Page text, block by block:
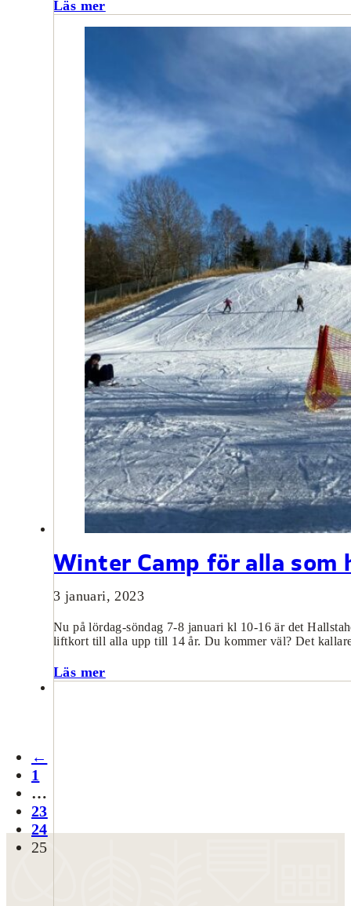
Läs mer
Winter Camp för alla som
3 januari, 2023
Nu på lördag-söndag 7-8 januari kl 10-16 är det
liftkort till alla upp till 14 år. Du kommer väl? Det
Läs mer
←
1
…
23
24
25